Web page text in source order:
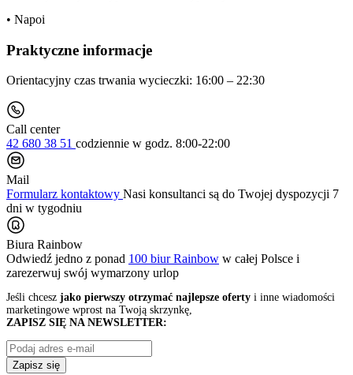
• Napoi
Praktyczne informacje
Orientacyjny czas trwania wycieczki: 16:00 – 22:30
Call center
42 680 38 51 codziennie w godz. 8:00-22:00
Mail
Formularz kontaktowy Nasi konsultanci są do Twojej dyspozycji 7
dni w tygodniu
Biura Rainbow
Odwiedź jedno z ponad 100 biur Rainbow w całej Polsce i
zarezerwuj swój wymarzony urlop
Jeśli chcesz jako pierwszy otrzymać najlepsze oferty i inne wiadomości
marketingowe wprost na Twoją skrzynkę,
ZAPISZ SIĘ NA NEWSLETTER:
Zapisz się